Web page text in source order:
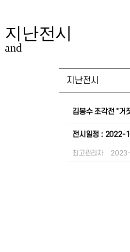
지난전시
and
지난전시
김봉수 조각전 "거
전시일정 :
최고관리자